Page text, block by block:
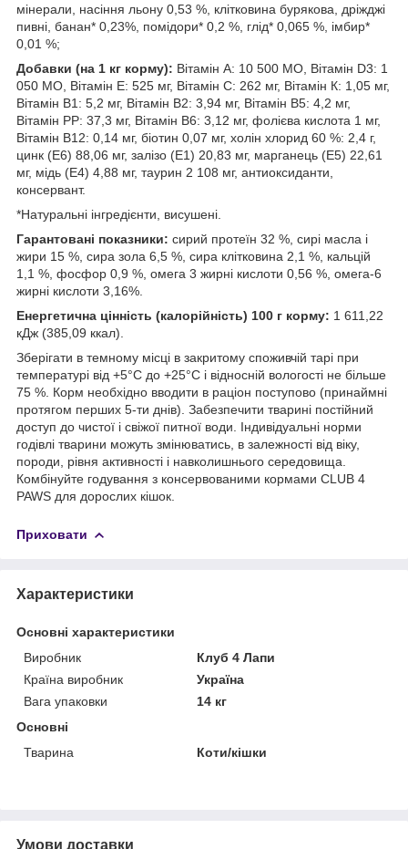
мінерали, насіння льону 0,53 %, клітковина бурякова, дріжджі
пивні, банан* 0,23%, помідори* 0,2 %, глід* 0,065 %, імбир*
0,01 %;
Добавки (на 1 кг корму): Вітамін А: 10 500 МО, Вітамін D3: 1
050 МО, Вітамін Е: 525 мг, Вітамін С: 262 мг, Вітамін К: 1,05 мг,
Вітамін В1: 5,2 мг, Вітамін В2: 3,94 мг, Вітамін В5: 4,2 мг,
Вітамін РР: 37,3 мг, Вітамін В6: 3,12 мг, фолієва кислота 1 мг,
Вітамін В12: 0,14 мг, біотин 0,07 мг, холін хлорид 60 %: 2,4 г,
цинк (Е6) 88,06 мг, залізо (Е1) 20,83 мг, марганець (Е5) 22,61
мг, мідь (Е4) 4,88 мг, таурин 2 108 мг, антиоксиданти,
консервант.
*Натуральні інгредієнти, висушені.
Гарантовані показники: сирий протеїн 32 %, сирі масла і
жири 15 %, сира зола 6,5 %, сира клітковина 2,1 %, кальцій
1,1 %, фосфор 0,9 %, омега 3 жирні кислоти 0,56 %, омега-6
жирні кислоти 3,16%.
Енергетична цінність (калорійність) 100 г корму: 1 611,22
кДж (385,09 ккал).
Зберігати в темному місці в закритому споживчій тарі при
температурі від +5°С до +25°С і відносній вологості не більше
75 %. Корм необхідно вводити в раціон поступово (принаймні
протягом перших 5-ти днів). Забезпечити тварині постійний
доступ до чистої і свіжої питної води. Індивідуальні норми
годівлі тварини можуть змінюватись, в залежності від віку,
породи, рівня активності і навколишнього середовища.
Комбінуйте годування з консервованими кормами CLUB 4
PAWS для дорослих кішок.
Приховати
Характеристики
Основні характеристики
Виробник
Клуб 4 Лапи
Країна виробник
Україна
Вага упаковки
14 кг
Основні
Тварина
Коти/кішки
Умови доставки